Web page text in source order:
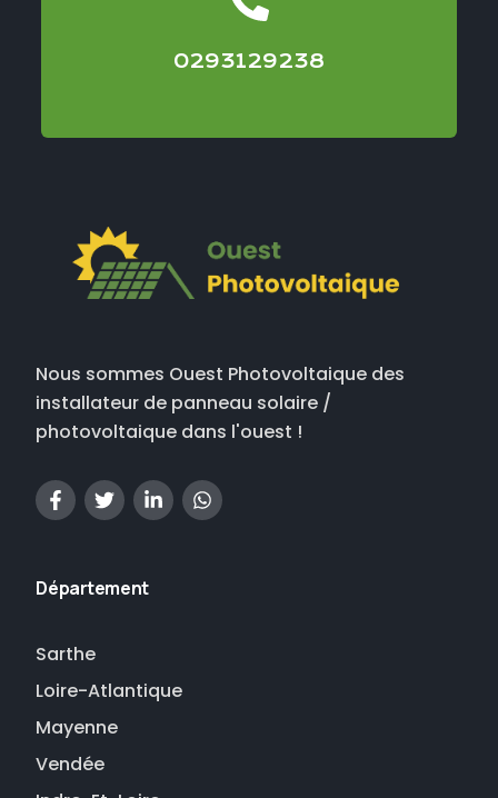
0293129238
Nous sommes Ouest Photovoltaique des
installateur de panneau solaire /
photovoltaique dans l'ouest !
Département
Sarthe
Loire-Atlantique
Mayenne
Vendée